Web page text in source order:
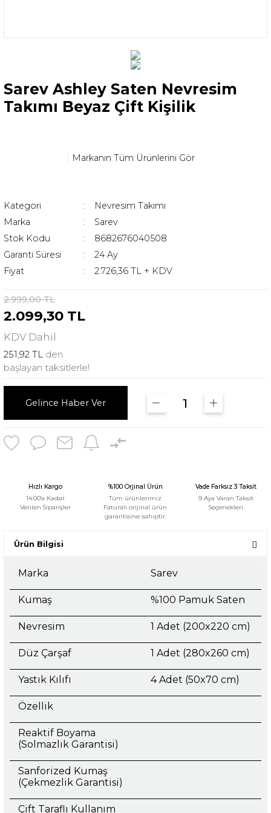
Sarev Ashley Saten Nevresim
Takımı Beyaz Çift Kişilik
Markanın Tüm Ürünlerini Gör
Kategori
Nevresim Takımı
Marka
Sarev
Stok Kodu
8682676040508
Garanti Süresi
24 Ay
Fiyat
2.726,36 TL + KDV
2.999,00 TL
2.099,30 TL
KDV Dahil
251,92 TL den
başlayan taksitlerle!
Gelince Haber Ver
Hızlı Kargo
14:00'a Kadar
Verilen Siparişler
%100 Orjinal Ürün
Tüm ürünlerimiz
Faturalı orijinal ürün
garantisine sahiptir.
Vade Farksız 3 Taksit
9 Aya Varan Taksit
Seçenekleri
Ürün Bilgisi
Marka Sarev
Kumaş %100 Pamuk Saten
Nevresim 1 Adet (200x220 cm)
Düz Çarşaf 1 Adet (280x260 cm)
Yastık Kılıfı 4 Adet (50x70 cm)
Özellik
Reaktif Boyama
(Solmazlık Garantisi)
Sanforized Kumaş
(Çekmezlik Garantisi)
Çift Taraflı Kullanım